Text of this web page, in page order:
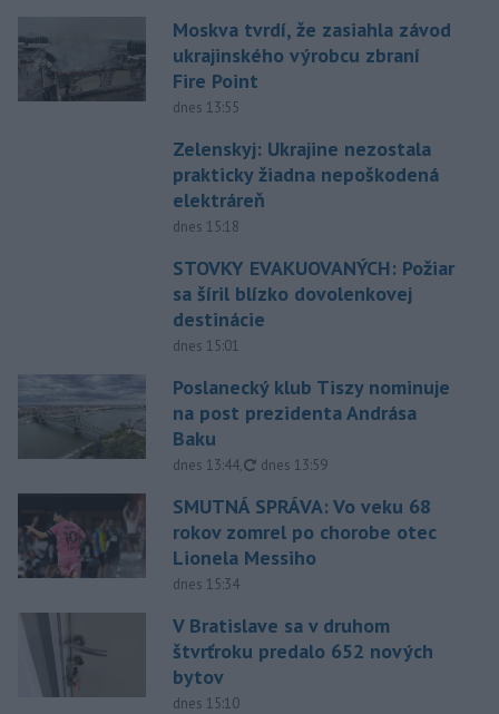
Moskva tvrdí, že zasiahla závod
ukrajinského výrobcu zbraní
Fire Point
dnes 13:55
Zelenskyj: Ukrajine nezostala
prakticky žiadna nepoškodená
elektráreň
dnes 15:18
STOVKY EVAKUOVANÝCH: Požiar
sa šíril blízko dovolenkovej
destinácie
dnes 15:01
Poslanecký klub Tiszy nominuje
na post prezidenta Andrása
Baku
dnes 13:44, aktualizované
dnes 13:59
SMUTNÁ SPRÁVA: Vo veku 68
rokov zomrel po chorobe otec
Lionela Messiho
dnes 15:34
V Bratislave sa v druhom
štvrťroku predalo 652 nových
bytov
dnes 15:10